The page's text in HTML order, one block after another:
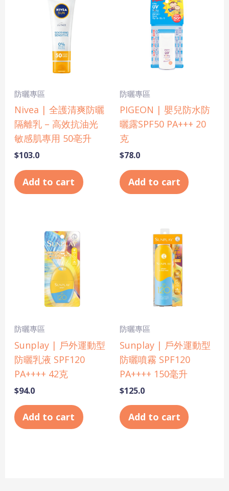
防曬專區
Nivea | 全護清爽防曬
隔離乳 – 高效抗油光
敏感肌專用 50亳升
$103.0
Add to cart
防曬專區
PIGEON | 嬰兒防水防
曬露SPF50 PA+++ 20
克
$78.0
Add to cart
防曬專區
Sunplay | 戶外運動型
防曬乳液 SPF120
PA++++ 42克
$94.0
Add to cart
防曬專區
Sunplay | 戶外運動型
防曬噴霧 SPF120
PA++++ 150毫升
$125.0
Add to cart